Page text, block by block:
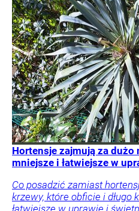
Hortensje zajmują za dużo
mniejsze i łatwiejsze w
Co posadzić zamiast
krzewy, które obficie i długo
łatwiejsze w uprawie i